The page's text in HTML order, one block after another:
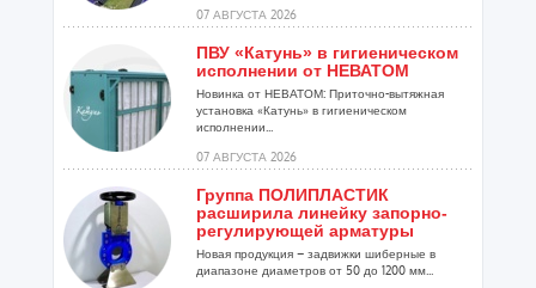
07 АВГУСТА 2026
ПВУ «Катунь» в гигиеническом
исполнении от НЕВАТОМ
Новинка от НЕВАТОМ: Приточно-вытяжная
установка «Катунь» в гигиеническом
исполнении...
07 АВГУСТА 2026
Группа ПОЛИПЛАСТИК
расширила линейку запорно-
регулирующей арматуры
Новая продукция – задвижки шиберные в
диапазоне диаметров от 50 до 1200 мм...